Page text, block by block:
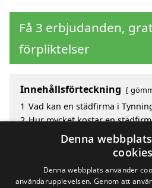
Få 3 erbjudanden,
förpliktelser
Innehållsförteckning
1 Vad kan en städfirma i
2 Hur mycket kostar en
Fördelar med att välja
Sök efter en skicklig
Denna
cookies
Denna webbplats använder
användarupplevelsen. Genom att